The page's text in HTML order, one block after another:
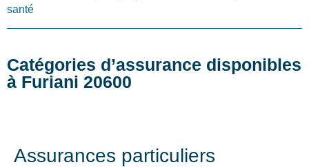
santé
Catégories d’assurance disponibles
à Furiani 20600
Assurances particuliers